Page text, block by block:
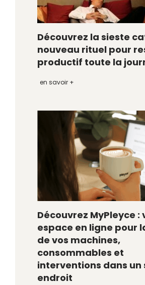
Découvrez la sieste
nouveau rituel pour
productif toute la
en savoir +
Découvrez MyPleyce :
espace en ligne pour
de vos machines,
consommables et
interventions dans un
endroit